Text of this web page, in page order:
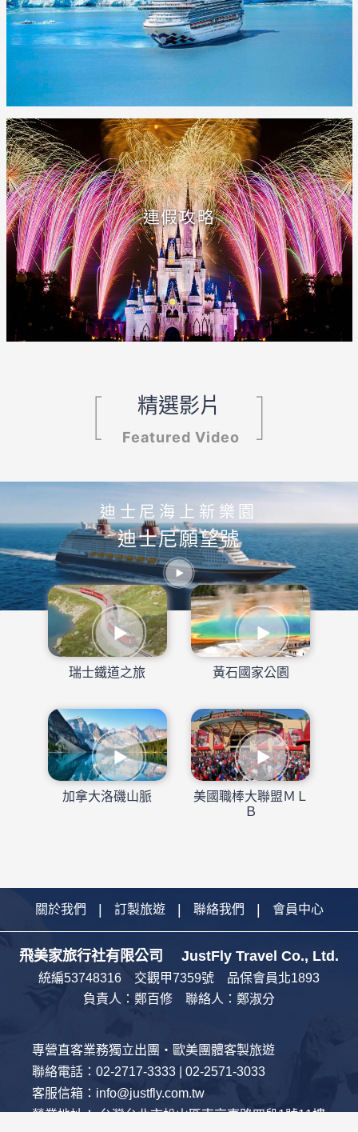
連假攻略
精選影片
Featured Video
迪士尼海上新樂園
迪士尼願望號
瑞士鐵道之旅 黃石國家公園
加拿大洛磯山脈
美國職棒大聯盟ＭＬ
Ｂ
關於我們 訂製旅遊 聯絡我們 會員中心
飛美家旅行社有限公司 JustFly Travel Co., Ltd.
統編53748316 交觀甲7359號 品保會員北1893
負責人：鄭百修 聯絡人：鄭淑分
專營直客業務獨立出團・歐美團體客製旅遊
聯絡電話：02-2717-3333 | 02-2571-3033
客服信箱：info@justfly.com.tw
營業地址： 台灣台北市松山區南京東路四段1號11樓